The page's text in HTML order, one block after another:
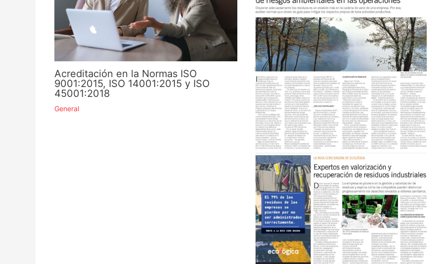
Acreditación en la Normas ISO
9001:2015, ISO 14001:2015 y ISO
45001:2018
General